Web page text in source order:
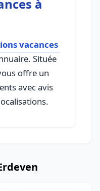
à
vacances
Située
offre un
avec avis